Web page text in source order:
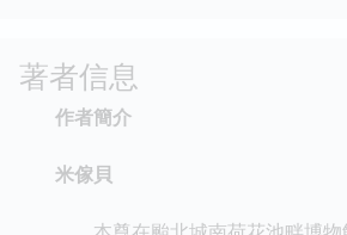
著者信息
作者簡介
米傢貝